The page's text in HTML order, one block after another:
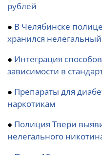
рублей
● В Челябинске
хранился
● Интеграция
зависимости в
● Препараты для
наркотикам
● Полиция Твери
нелегального